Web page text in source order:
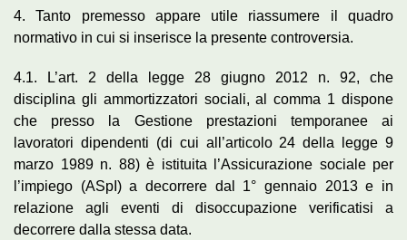
4. Tanto premesso appare utile riassumere il quadro
normativo in cui si inserisce la presente controversia.
4.1. L’art. 2 della legge 28 giugno 2012 n. 92, che
disciplina gli ammortizzatori sociali, al comma 1 dispone
che presso la Gestione prestazioni temporanee ai
lavoratori dipendenti (di cui all’articolo 24 della legge 9
marzo 1989 n. 88) è istituita l’Assicurazione sociale per
l’impiego (ASpI) a decorrere dal 1° gennaio 2013 e in
relazione agli eventi di disoccupazione verificatisi a
decorrere dalla stessa data.